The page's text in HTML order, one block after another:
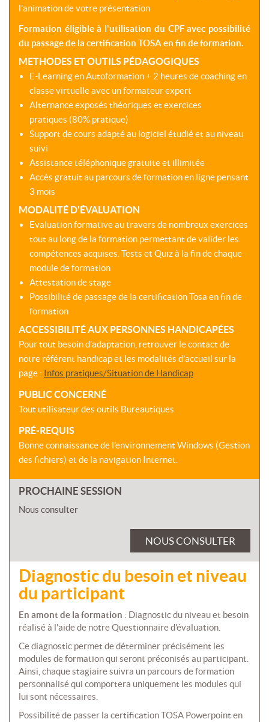
MODALES
MALLETTE
DIRIGEANT
ACTIONS
NOTRE
RÉSEAU
NATIONAL
l’animation de votre présentation
Formation éligible à l'utilisation du CPF avec possibilité
du passage de la certification TOSA en fin de formation.
METHODES ET OUTILS PÉDAGOGIQUES
E-Learning en Autoformation + 2 heures de coaching en
classe virtuelle avec un formateur expert
Alternance exposés théoriques et exercices
pratiques (80% pratique)
Support de cours adapté au logiciel étudié et au niveau
suivi
Assistance téléphonique gratuite et illimitée
Accès gratuit au parcours de formation en ligne pensant
3 mois
MODALITÉ D'ÉVALUATION
Evaluation formative au travers de nombreux exercices
tout au long de la formation permettant de valider les
compétences acquises. Tests et Quiz à la fin de chaque
module de formation
Attestation de stage
Possibilité de passage de la certification Tosa en fin de
formation
ACCESSIBILITÉ AUX PERSONNES HANDICAPÉES
Pour tout besoin d’adaptation, retrouver le contact de
notre référent handicap et les modalités d’accueil sur la
page : Infos pratiques/Situation de Handicap
PUBLIC CONCERNÉ
Tout utilisateur des outils Bureautiques
PRÉ-REQUIS
Bonne connaissance de l'environnement Windows (Gestion
des fichiers) et de la navigation Internet.
PROCHAINE SESSION
Nous consulter
NOUS CONSULTER
Diagnostic du besoin et niveau
du participant
En amont de la formation : Diagnostic du niveau et besoin
réalisé à l'aide de notre Questionnaire d'évaluation.
Ce diagnostic permet de déterminer précisément les
modules de formation qui seront préconisés au participant.
Ainsi, chaque stagiaire suivra un parcours de formation
personnalisé qui comportera uniquement les modules qui
lui sont nécessaires.
Possibilité de passer la certification TOSA Powerpoint en